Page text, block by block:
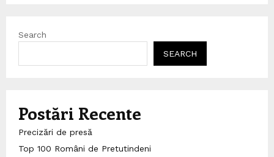
Search
SEARCH
Postări Recente
Precizări de presă
Top 100 Români de Pretutindeni